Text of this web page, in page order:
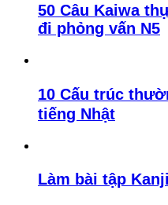
50 Câu Kaiwa
đi phỏng vấn N5
10 Cấu trúc
tiếng Nhật
Làm bài tập